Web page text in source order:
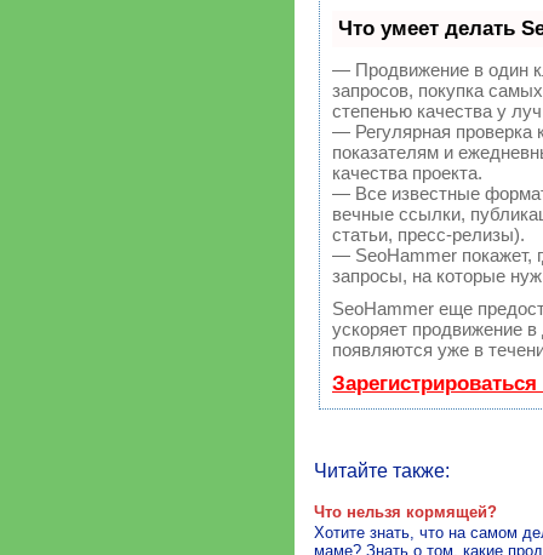
Что умеет делать
— Продвижение в один
запросов, покупка
степенью качества у
— Регулярная проверка
показателям и
качества проекта.
— Все известные
вечные ссылки,
статьи, пресс-релизы).
— SeoHammer покажет,
запросы, на которые
SeoHammer еще
ускоряет продвижение
появляются уже в
Читайте также:
Что нельзя кормящей?
Хотите знать, что на самом
маме? Знать о том, какие